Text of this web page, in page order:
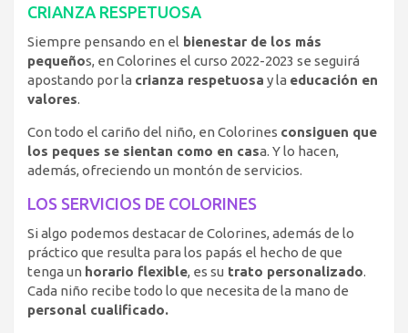
CRIANZA RESPETUOSA
Siempre pensando en el bienestar de los más
pequeños, en Colorines el curso 2022-2023 se seguirá
apostando por la crianza respetuosa y la educación en
valores.
Con todo el cariño del niño, en Colorines consiguen que
los peques se sientan como en casa. Y lo hacen,
además, ofreciendo un montón de servicios.
LOS SERVICIOS DE COLORINES
Si algo podemos destacar de Colorines, además de lo
práctico que resulta para los papás el hecho de que
tenga un horario flexible, es su trato personalizado.
Cada niño recibe todo lo que necesita de la mano de
personal cualificado.